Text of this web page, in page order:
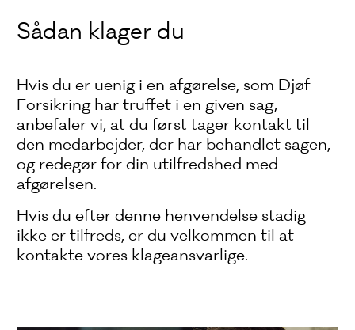
Sådan klager du
Hvis du er uenig i en afgørelse, som Djøf
Forsikring har truffet i en given sag,
anbefaler vi, at du først tager kontakt til
den medarbejder, der har behandlet sagen,
og redegør for din utilfredshed med
afgørelsen.
Hvis du efter denne henvendelse stadig
ikke er tilfreds, er du velkommen til at
kontakte vores klageansvarlige.